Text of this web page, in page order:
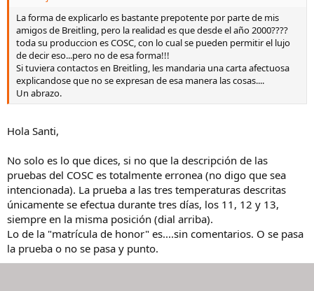
La forma de explicarlo es bastante prepotente por parte de mis
amigos de Breitling, pero la realidad es que desde el año 2000????
toda su produccion es COSC, con lo cual se pueden permitir el lujo
de decir eso...pero no de esa forma!!!
Si tuviera contactos en Breitling, les mandaria una carta afectuosa
explicandose que no se expresan de esa manera las cosas....
Un abrazo.
Hola Santi,
No solo es lo que dices, si no que la descripción de las
pruebas del COSC es totalmente erronea (no digo que sea
intencionada). La prueba a las tres temperaturas descritas
únicamente se efectua durante tres días, los 11, 12 y 13,
siempre en la misma posición (dial arriba).
Lo de la "matrícula de honor" es....sin comentarios. O se pasa
la prueba o no se pasa y punto.